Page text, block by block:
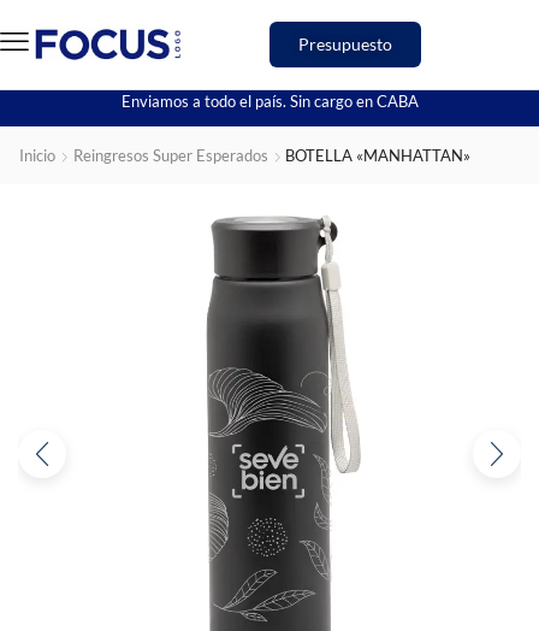
Presupuesto
Enviamos a todo el país. Sin cargo en CABA
Inicio Reingresos Super Esperados BOTELLA «MANHATTAN»